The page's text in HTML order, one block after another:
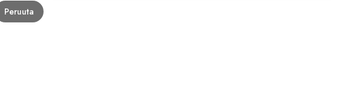
Peruuta